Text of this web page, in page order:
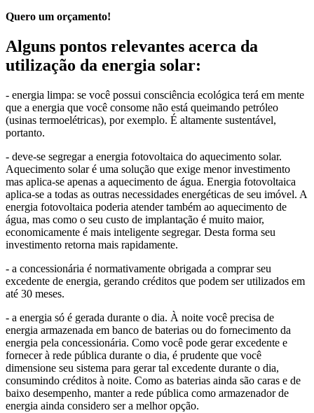
Quero um orçamento!
Alguns pontos relevantes acerca da
utilização da energia solar:
- energia limpa: se você possui consciência ecológica terá em mente
que a energia que você consome não está queimando petróleo
(usinas termoelétricas), por exemplo. É altamente sustentável,
portanto.
- deve-se segregar a energia fotovoltaica do aquecimento solar.
Aquecimento solar é uma solução que exige menor investimento
mas aplica-se apenas a aquecimento de água. Energia fotovoltaica
aplica-se a todas as outras necessidades energéticas de seu imóvel. A
energia fotovoltaica poderia atender também ao aquecimento de
água, mas como o seu custo de implantação é muito maior,
economicamente é mais inteligente segregar. Desta forma seu
investimento retorna mais rapidamente.
- a concessionária é normativamente obrigada a comprar seu
excedente de energia, gerando créditos que podem ser utilizados em
até 30 meses.
- a energia só é gerada durante o dia. À noite você precisa de
energia armazenada em banco de baterias ou do fornecimento da
energia pela concessionária. Como você pode gerar excedente e
fornecer à rede pública durante o dia, é prudente que você
dimensione seu sistema para gerar tal excedente durante o dia,
consumindo créditos à noite. Como as baterias ainda são caras e de
baixo desempenho, manter a rede pública como armazenador de
energia ainda considero ser a melhor opção.